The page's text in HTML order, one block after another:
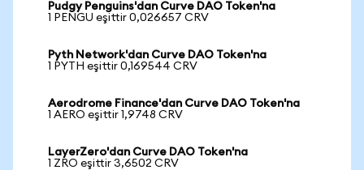
Pudgy Penguins'dan Curve DAO Token'na
1 PENGU eşittir 0,026657 CRV
Pyth Network'dan Curve DAO Token'na
1 PYTH eşittir 0,169544 CRV
Aerodrome Finance'dan Curve DAO Token'na
1 AERO eşittir 1,9748 CRV
LayerZero'dan Curve DAO Token'na
1 ZRO eşittir 3,6502 CRV